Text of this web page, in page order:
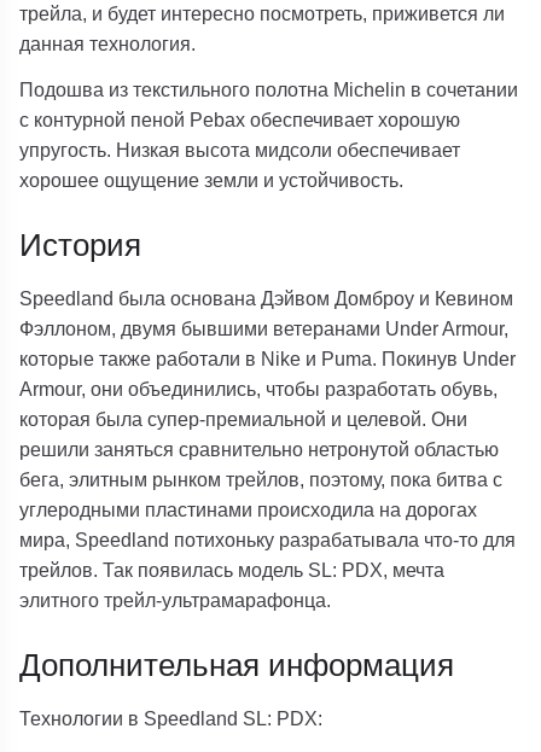
трейла, и будет интересно посмотреть, приживется ли
данная технология.
Подошва из текстильного полотна Michelin в сочетании
с контурной пеной Pebax обеспечивает хорошую
упругость. Низкая высота мидсоли обеспечивает
хорошее ощущение земли и устойчивость.
История
Speedland была основана Дэйвом Домброу и Кевином
Фэллоном, двумя бывшими ветеранами Under Armour,
которые также работали в Nike и Puma. Покинув Under
Armour, они объединились, чтобы разработать обувь,
которая была супер-премиальной и целевой. Они
решили заняться сравнительно нетронутой областью
бега, элитным рынком трейлов, поэтому, пока битва с
углеродными пластинами происходила на дорогах
мира, Speedland потихоньку разрабатывала что-то для
трейлов. Так появилась модель SL: PDX, мечта
элитного трейл-ультрамарафонца.
Дополнительная информация
Технологии в Speedland SL: PDX: